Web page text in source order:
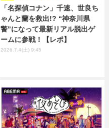
「名探偵コナン」千速、世良ち
ゃんと蘭を救出!? “神奈川県
警”になって最新リアル脱出ゲ
ームに参戦！【レポ】
2026.7.4(土) 9:45